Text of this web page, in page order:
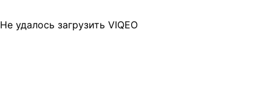
Не удалось загрузить VIQEO